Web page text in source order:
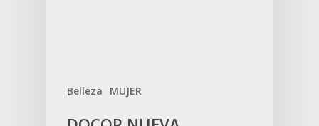
Belleza MUJER